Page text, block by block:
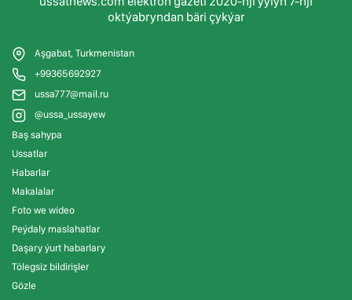
oktýabryndan bäri çykýar
Aşgabat, Turkmenistan
+99365692927
ussa777@mail.ru
@ussa_ussayew
Baş sahypa
Ussatlar
Habarlar
Makalalar
Foto we wideo
Peýdaly maslahatlar
Daşary ýurt habarlary
Tölegsiz bildirişler
Gözle